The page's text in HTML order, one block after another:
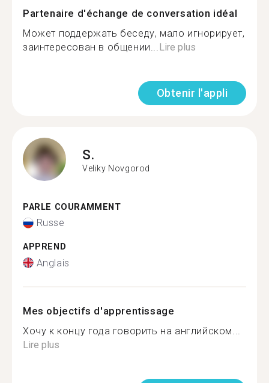
Partenaire d'échange de conversation idéal
Может поддержать беседу, мало игнорирует,
заинтересован в общении... Lire plus
Obtenir l'appli
S.
Veliky Novgorod
PARLE COURAMMENT
Russe
APPREND
Anglais
Mes objectifs d'apprentissage
Хочу к концу года говорить на английском...
Lire plus